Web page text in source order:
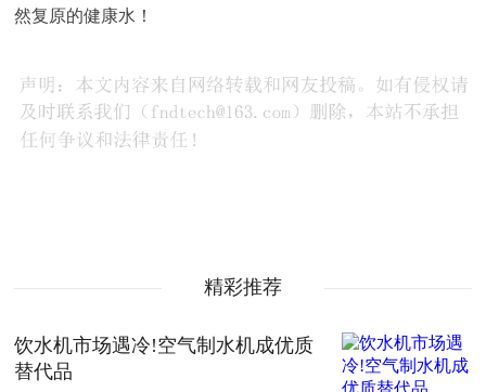
然复原的健康水！
精彩推荐
饮水机市场遇冷!空气制水机成优质
替代品